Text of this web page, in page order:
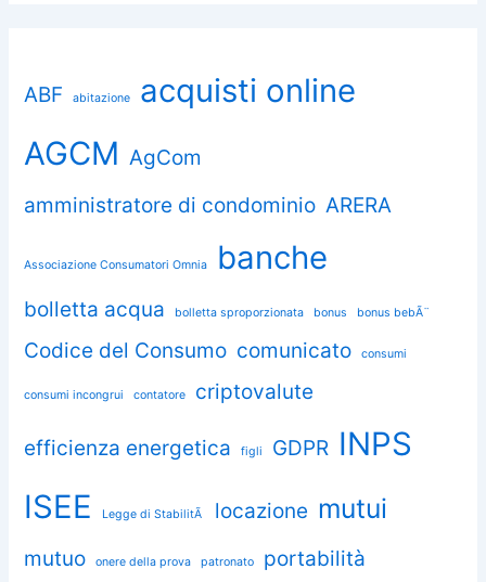
ABF abitazione
acquisti online
AGCM AgCom
amministratore di condominio ARERA
Associazione Consumatori Omnia banche
bolletta acqua bolletta sproporzionata bonus bonus bebÃ¨
Codice del Consumo comunicato consumi
consumi incongrui contatore criptovalute
efficienza energetica figli GDPR INPS
ISEE
Legge di StabilitÃ locazione mutui
mutuo onere della prova patronato
portabilità